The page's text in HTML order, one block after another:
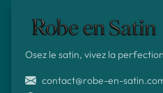
Osez le satin, vivez la
contact@robe-en-